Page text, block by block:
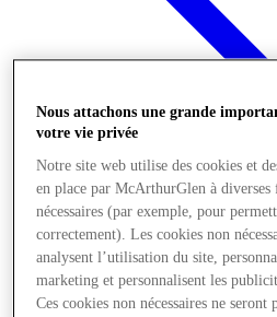
Boutiques
Nous attachons une grande
votre vie privée
Notre site web utilise des cookies et
en place par McArthurGlen à diverses
nécessaires (par exemple, pour
correctement). Les cookies non
analysent l’utilisation du site,
marketing et personnalisent les
Ces cookies non nécessaires ne